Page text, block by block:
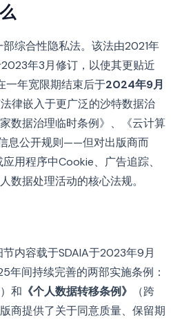
综合性隐私法。该法由2021年
年3月修订，以使其更贴近
一年宽限期结束后于2024年9月
律嵌入于更广泛的沙特数据治
数据治理临时条例》、《云计算
息公开规则——但对出版商而
用程序中Cookie、广告追踪、
数据处理活动的核心法规。
内容载于SDAIA于2023年9月
年间持续完善的两部实施条例：
和 《个人数据转移条例》
（跨
商提供了关于同意质量、保留期